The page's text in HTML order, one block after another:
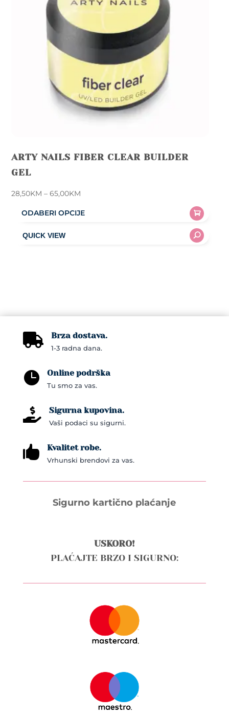
ARTY NAILS FIBER CLEAR BUILDER
GEL
28,50KM – 65,00KM
ODABERI OPCIJE
product
chosen
product
 Brza dostava.
1-3 radna dana.
 Online podrška
Tu smo za vas.
 Sigurna kupovina.
Vaši podaci su sigurni.
 Kvalitet robe.
Vrhunski brendovi za vas.
Sigurno kartično plaćanje
USKORO!
PLAĆAJTE BRZO I SIGURNO: